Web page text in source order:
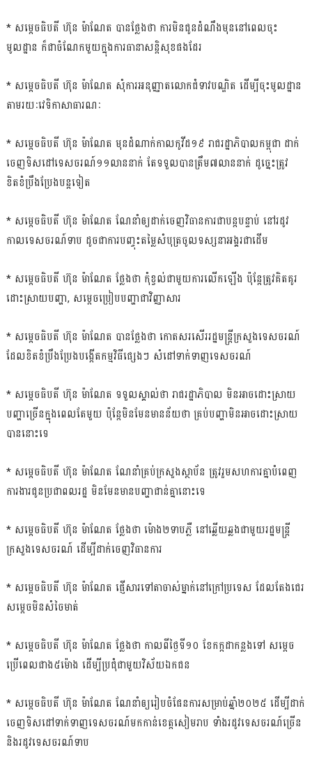
* សម្ដេចធិបតី ហ៊ុន ម៉ាណែត បានថ្លែងថា ការមិនជូនដំណឹងមុននៅពេលចុះ
មូលដ្ឋាន ក៏ជាចំណែកមួយក្នុងការធានាសន្ដិសុខផងដែរ
* សម្ដេចធិបតី ហ៊ុន ម៉ាណែត សុំការអនុញ្ញាតលោកជំទាវបណ្ឌិត ដើម្បីចុះមូលដ្ឋាន
តាមរយៈវេទិកាសាធារណៈ
* សម្ដេចធិបតី ហ៊ុន ម៉ាណែត មុនដំណាក់កាលកូវីដ១៩ រាជរដ្ឋាភិបាលកម្ពុជា ដាក់
ចេញទិសដៅទេសចរណ៍១១លាននាក់ តែទទួលបានត្រឹម៧លាននាក់ ដូច្នេះត្រូវ
ខិតខំប្រឹងប្រែងបន្ដទៀត
* សម្ដេចធិបតី ហ៊ុន ម៉ាណែត ណែនាំឲ្យដាក់ចេញវិធានការជាបន្ដបន្ទាប់ នៅរដូវ
កាលទេសចរណ៍ទាប ដូចជាការបញ្ចុះតម្លៃសំបុត្រចូលទស្សនាអង្គរជាដើម
* សម្ដេចធិបតី ហ៊ុន ម៉ាណែត ថ្លែងថា កុំខ្វល់ជាមួយការលើកឡើង ប៉ុន្ដែត្រូវគិតគូរ
ដោះស្រាយបញ្ហា, សម្ដេចប្រៀបបញ្ហាជាវិញ្ញាសារ
* សម្ដេចធិបតី ហ៊ុន ម៉ាណែត បានថ្លែងថា កោតសរសើររដ្ឋមន្ដ្រីក្រសួងទេសចរណ៍
ដែលខិតខំប្រឹងប្រែងបង្កើតកម្មវិធីផ្សេងៗ សំដៅទាក់ទាញទេសចរណ៍
* សម្ដេចធិបតី ហ៊ុន ម៉ាណែត ទទួលស្គាល់ថា រាជរដ្ឋាភិបាល មិនអាចដោះស្រាយ
បញ្ហាច្រើនក្នុងពេលតែមួយ ប៉ុន្ដែមិនមែនមានន័យថា គ្រប់បញ្ហាមិនអាចដោះស្រាយ
បាននោះទេ
* សម្ដេចធិបតី ហ៊ុន ម៉ាណែត ណែនាំគ្រប់ក្រសួងស្ថាប័ន ត្រូវរួមសហការគ្នាបំពេញ
ការងារជូនប្រជាពលរដ្ឋ មិនមែនមានបញ្ហាជាន់គ្នានោះទេ
* សម្ដេចធិបតី ហ៊ុន ម៉ាណែត ថ្លែងថា ម៉ោង២ទាបភ្លឺ នៅឆ្លើយឆ្លងជាមួយរដ្ឋមន្ដ្រី
ក្រសួងទេសចរណ៍ ដើម្បីដាក់ចេញវិធានការ
* សម្ដេចធិបតី ហ៊ុន ម៉ាណែត ផ្ញើសារទៅតាចាស់ម្នាក់នៅក្រៅប្រទេស ដែលតែងជេរ
សម្ដេចមិនសំចៃមាត់
* សម្ដេចធិបតី ហ៊ុន ម៉ាណែត ថ្លែងថា កាលពីថ្ងៃទី១០ ខែកក្កដាកន្លងទៅ សម្ដេច
ប្រើពេលជាង៥ម៉ោង ដើម្បីប្រជុំជាមួយវិស័យឯកជន
* សម្ដេចធិបតី ហ៊ុន ម៉ាណែត ណែនាំឲ្យរៀបចំផែនការសម្រាប់ឆ្នាំ២០២៥ ដើម្បីដាក់
ចេញទិសដៅទាក់ទាញទេសចរណ៍មកកាន់ខេត្តសៀមរាប ទាំងរដូវទេសចរណ៍ច្រើន
និងរដូវទេសចរណ៍ទាប